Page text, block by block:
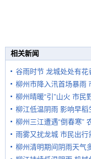
相关新闻
谷雨时节 龙城处处有花
柳州市降入汛首场暴雨
柳州晴暖“引”山火 市民
柳江低温阴雨 影响早稻
柳州三江遭遇“倒春寒”
雨雾又扰龙城 市民出行
柳州清明期间阴雨天气